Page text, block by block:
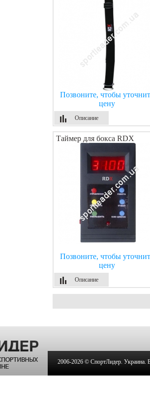
Позвоните, чтобы
цену
Описание
Таймер для бокса RDX
Позвоните, чтобы
цену
Описание
2006-2026 © СпортЛидер. Украина.